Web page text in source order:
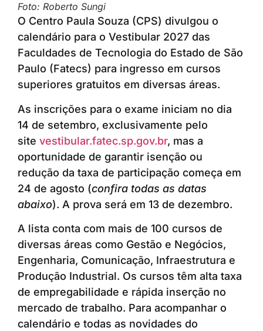
Foto: Roberto Sungi
O Centro Paula Souza (CPS) divulgou o
calendário para o Vestibular 2027 das
Faculdades de Tecnologia do Estado de São
Paulo (Fatecs) para ingresso em cursos
superiores gratuitos em diversas áreas.
As inscrições para o exame iniciam no dia
14 de setembro, exclusivamente pelo
site vestibular.fatec.sp.gov.br, mas a
oportunidade de garantir isenção ou
redução da taxa de participação começa em
24 de agosto (confira todas as datas
abaixo). A prova será em 13 de dezembro.
A lista conta com mais de 100 cursos de
diversas áreas como Gestão e Negócios,
Engenharia, Comunicação, Infraestrutura e
Produção Industrial. Os cursos têm alta taxa
de empregabilidade e rápida inserção no
mercado de trabalho. Para acompanhar o
calendário e todas as novidades do